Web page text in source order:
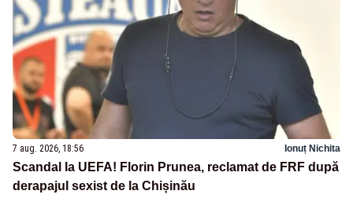
7 aug. 2026, 18:56 Ionuț Nichita
Scandal la UEFA! Florin Prunea, reclamat de FRF după
derapajul sexist de la Chișinău